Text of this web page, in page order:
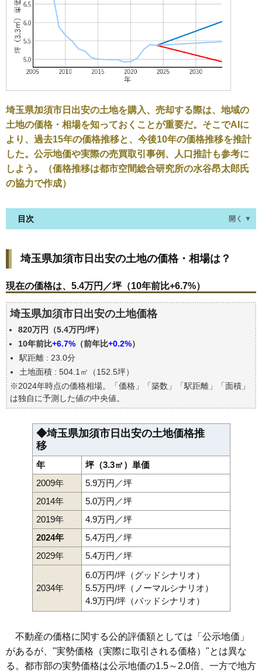
埼玉県加須市日出安の土地を購入、売却する際は、地域の
土地の価格・相場を知っておくことが重要だ。そこでAIに
より、過去15年の価格推移と、今後10年の価格推移を推計
した。公示地価や実際の売買取引事例、人口推計も参考に
しよう。（価格推移は都市空間総合研究所の水谷昂太郎氏
の協力で作成）
目次 開く ▼
現在の価格は、5.4万円／坪（10年前比+6.7%）
価格を詳細に分析しよう
埼玉県加須市日出安の土地の過去の売買事例
公示地価はいくら
エリアの将来性を人口予想から検討しよう
自分の年収でいくらの不動産が買える？
埼玉県加須市日出安の土地の価格・相場は？
現在の価格は、5.4万円／坪（10年前比+6.7%）
埼玉県加須市日出安の土地価格
820万円（5.4万円/坪）
10年前比+6.7% （前年比+0.2%）
駅距離 : 23.0分
土地面積 : 504.1㎡（152.5坪）
※2024年時点の価格相場。「価格」「築数」「駅距離」「面積」
は独自に予測した値の中央値。
◆埼玉県加須市日出安の土地価格推
移
年
坪（3.3㎡）単価
2009年
5.9万円／坪
2014年
5.0万円／坪
2019年
4.9万円／坪
2024年
5.4万円／坪
2029年
5.4万円／坪
2034年
6.0万円/坪（グッドシナリオ）
5.5万円/坪（ノーマルシナリオ）
4.9万円/坪（バッドシナリオ）
不動産の価格に関する公的評価額としては「公示地価」
があるが、"実勢価格（実際に取引される価格）"とは異な
る。都市部の実勢価格は公示地価の1.5～2.0倍、一方で地方